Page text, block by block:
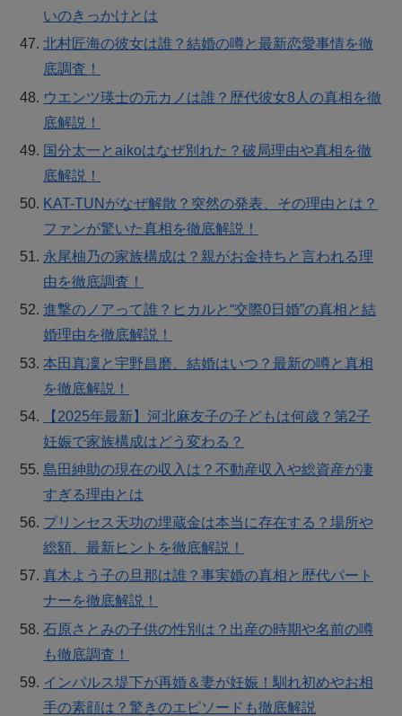
いのきっかけとは
北村匠海の彼女は誰？結婚の噂と最新恋愛事情を徹
底調査！
ウエンツ瑛士の元カノは誰？歴代彼女8人の真相を徹
底解説！
国分太一とaikoはなぜ別れた？破局理由や真相を徹
底解説！
KAT-TUNがなぜ解散？突然の発表、その理由とは？
ファンが驚いた真相を徹底解説！
永尾柚乃の家族構成は？親がお金持ちと言われる理
由を徹底調査！
進撃のノアって誰？ヒカルと“交際0日婚”の真相と結
婚理由を徹底解説！
本田真凜と宇野昌磨、結婚はいつ？最新の噂と真相
を徹底解説！
【2025年最新】河北麻友子の子どもは何歳？第2子
妊娠で家族構成はどう変わる？
島田紳助の現在の収入は？不動産収入や総資産が凄
すぎる理由とは
プリンセス天功の埋蔵金は本当に存在する？場所や
総額、最新ヒントを徹底解説！
真木よう子の旦那は誰？事実婚の真相と歴代パート
ナーを徹底解説！
石原さとみの子供の性別は？出産の時期や名前の噂
も徹底調査！
インパルス堤下が再婚＆妻が妊娠！馴れ初めやお相
手の素顔は？驚きのエピソードも徹底解説